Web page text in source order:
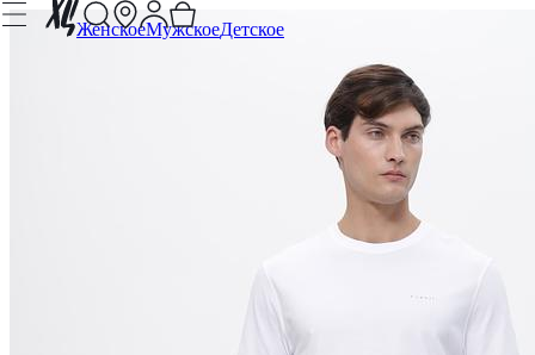
ЖенскоеМужскоеДетское